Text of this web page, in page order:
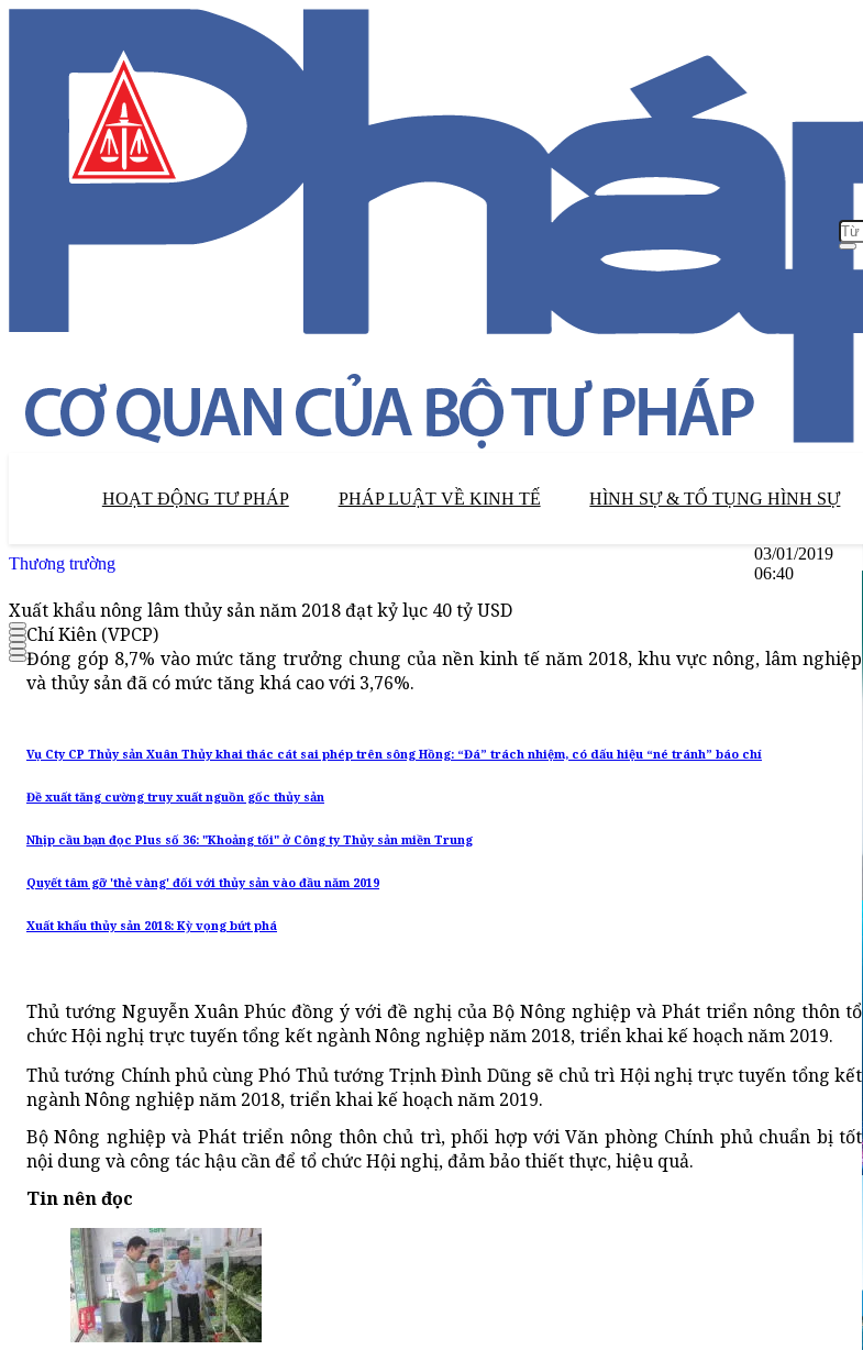
HOẠT ĐỘNG TƯ PHÁP PHÁP LUẬT VỀ KINH TẾ HÌNH SỰ & TỐ TỤNG HÌNH SỰ
Thương trường
03/01/2019
06:40
Xuất khẩu nông lâm thủy sản năm 2018 đạt kỷ lục 40 tỷ USD
Chí Kiên (VPCP)
Đóng góp 8,7% vào mức tăng trưởng chung của nền kinh tế năm 2018, khu vực nông, lâm nghiệp
và thủy sản đã có mức tăng khá cao với 3,76%.
Vụ Cty CP Thủy sản Xuân Thủy khai thác cát sai phép trên sông Hồng: “Đá” trách nhiệm, có dấu hiệu “né tránh” báo chí
Đề xuất tăng cường truy xuất nguồn gốc thủy sản
Nhịp cầu bạn đọc Plus số 36: "Khoảng tối" ở Công ty Thủy sản miền Trung
Quyết tâm gỡ 'thẻ vàng' đối với thủy sản vào đầu năm 2019
Xuất khẩu thủy sản 2018: Kỳ vọng bứt phá
Thủ tướng Nguyễn Xuân Phúc đồng ý với đề nghị của Bộ Nông nghiệp và Phát triển nông thôn tổ
chức Hội nghị trực tuyến tổng kết ngành Nông nghiệp năm 2018, triển khai kế hoạch năm 2019.
Thủ tướng Chính phủ cùng Phó Thủ tướng Trịnh Đình Dũng sẽ chủ trì Hội nghị trực tuyến tổng kết
ngành Nông nghiệp năm 2018, triển khai kế hoạch năm 2019.
Bộ Nông nghiệp và Phát triển nông thôn chủ trì, phối hợp với Văn phòng Chính phủ chuẩn bị tốt
nội dung và công tác hậu cần để tổ chức Hội nghị, đảm bảo thiết thực, hiệu quả.
Tin nên đọc